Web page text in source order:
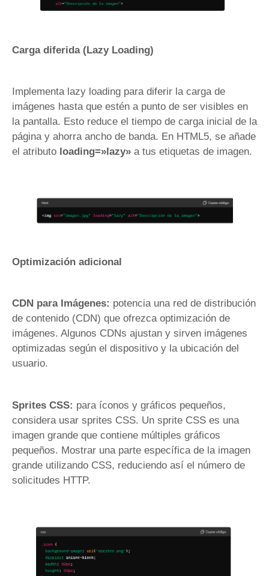
Carga diferida (Lazy Loading)
Implementa lazy loading para diferir la carga de
imágenes hasta que estén a punto de ser visibles en
la pantalla. Esto reduce el tiempo de carga inicial de la
página y ahorra ancho de banda. En HTML5, se añade
el atributo loading=»lazy» a tus etiquetas de imagen.
Optimización adicional
CDN para Imágenes: potencia una red de distribución
de contenido (CDN) que ofrezca optimización de
imágenes. Algunos CDNs ajustan y sirven imágenes
optimizadas según el dispositivo y la ubicación del
usuario.
Sprites CSS: para íconos y gráficos pequeños,
considera usar sprites CSS. Un sprite CSS es una
imagen grande que contiene múltiples gráficos
pequeños. Mostrar una parte específica de la imagen
grande utilizando CSS, reduciendo así el número de
solicitudes HTTP.